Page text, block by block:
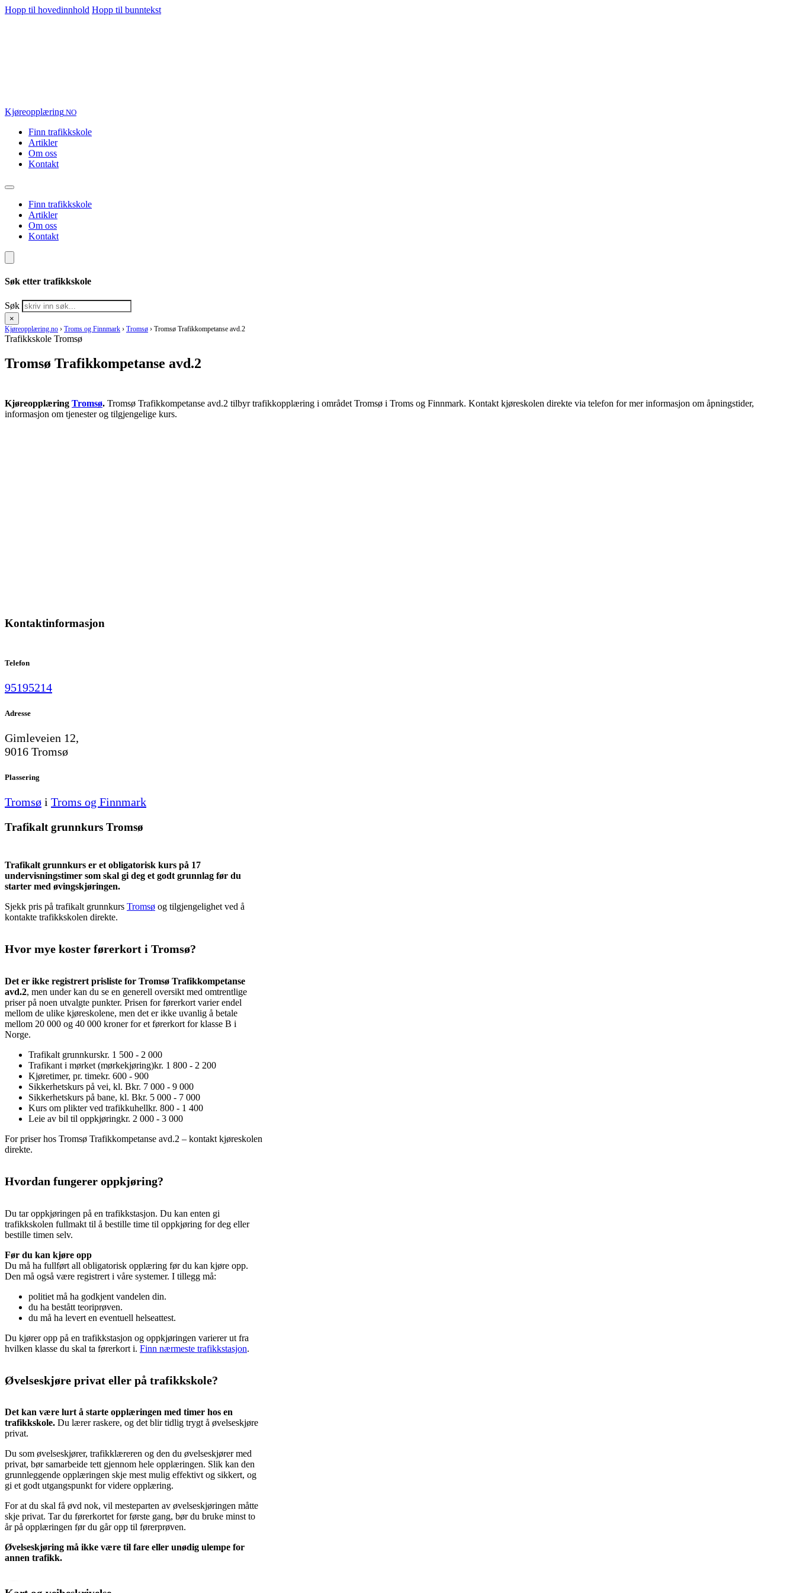
Hopp til hovedinnhold Hopp til bunntekst
Kjøreopplæring.NO
Finn trafikkskole
Artikler
Om oss
Kontakt
Finn trafikkskole
Artikler
Om oss
Kontakt
Søk etter trafikkskole
Søk
×
Kjøreopplæring.no › Troms og Finnmark › Tromsø › Tromsø Trafikkompetanse avd.2
Trafikkskole Tromsø
Tromsø Trafikkompetanse avd.2
Kjøreopplæring Tromsø. Tromsø Trafikkompetanse avd.2 tilbyr trafikkopplæring i området Tromsø i Troms og Finnmark. Kontakt kjøreskolen direkte via telefon for mer informasjon om åpningstider,
informasjon om tjenester og tilgjengelige kurs.
Kontaktinformasjon
Telefon
95195214
Adresse
Gimleveien 12,
9016 Tromsø
Plassering
Tromsø i Troms og Finnmark
Trafikalt grunnkurs Tromsø
Trafikalt grunnkurs er et obligatorisk kurs på 17
undervisningstimer som skal gi deg et godt grunnlag før du
starter med øvingskjøringen.
Sjekk pris på trafikalt grunnkurs Tromsø og tilgjengelighet ved å
kontakte trafikkskolen direkte.
Hvor mye koster førerkort i Tromsø?
Det er ikke registrert prisliste for Tromsø Trafikkompetanse
avd.2, men under kan du se en generell oversikt med omtrentlige
priser på noen utvalgte punkter. Prisen for førerkort varier endel
mellom de ulike kjøreskolene, men det er ikke uvanlig å betale
mellom 20 000 og 40 000 kroner for et førerkort for klasse B i
Norge.
Trafikalt grunnkurskr. 1 500 - 2 000
Trafikant i mørket (mørkekjøring)kr. 1 800 - 2 200
Kjøretimer, pr. timekr. 600 - 900
Sikkerhetskurs på vei, kl. Bkr. 7 000 - 9 000
Sikkerhetskurs på bane, kl. Bkr. 5 000 - 7 000
Kurs om plikter ved trafikkuhellkr. 800 - 1 400
Leie av bil til oppkjøringkr. 2 000 - 3 000
For priser hos Tromsø Trafikkompetanse avd.2 – kontakt kjøreskolen
direkte.
Hvordan fungerer oppkjøring?
Du tar oppkjøringen på en trafikkstasjon. Du kan enten gi
trafikkskolen fullmakt til å bestille time til oppkjøring for deg eller
bestille timen selv.
Før du kan kjøre opp
Du må ha fullført all obligatorisk opplæring før du kan kjøre opp.
Den må også være registrert i våre systemer. I tillegg må:
politiet må ha godkjent vandelen din.
du ha bestått teoriprøven.
du må ha levert en eventuell helseattest.
Du kjører opp på en trafikkstasjon og oppkjøringen varierer ut fra
hvilken klasse du skal ta førerkort i. Finn nærmeste trafikkstasjon.
Øvelseskjøre privat eller på trafikkskole?
Det kan være lurt å starte opplæringen med timer hos en
trafikkskole. Du lærer raskere, og det blir tidlig trygt å øvelseskjøre
privat.
Du som øvelseskjører, trafikklæreren og den du øvelseskjører med
privat, bør samarbeide tett gjennom hele opplæringen. Slik kan den
grunnleggende opplæringen skje mest mulig effektivt og sikkert, og
gi et godt utgangspunkt for videre opplæring.
For at du skal få øvd nok, vil mesteparten av øvelseskjøringen måtte
skje privat. Tar du førerkortet for første gang, bør du bruke minst to
år på opplæringen før du går opp til førerprøven.
Øvelseskjøring må ikke være til fare eller unødig ulempe for
annen trafikk.